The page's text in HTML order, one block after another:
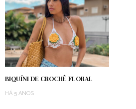
BIQUÍNI DE CROCHÊ FLORAL
HÁ 5 ANOS